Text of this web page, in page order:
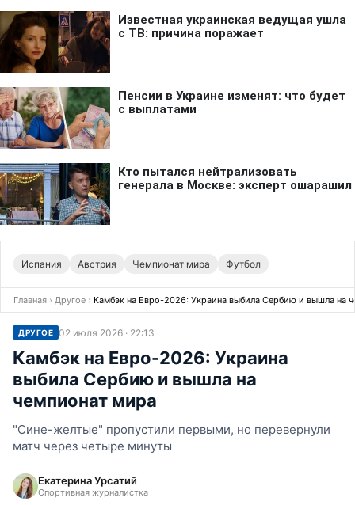
Испания Австрия Чемпионат мира Футбол
Главная › Другое › Камбэк на Евро-2026: Украина выбила Сербию и вышла на
ДРУГОЕ 02 июля 2026 · 22:13
Камбэк на Евро-2026: Украина
выбила Сербию и вышла на
чемпионат мира
"Сине-желтые" пропустили первыми, но перевернули
матч через четыре минуты
Екатерина Урсатий
Спортивная журналистка